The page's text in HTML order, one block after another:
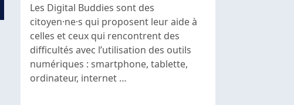
Les Digital Buddies sont des
citoyen·ne·s qui proposent leur aide à
celles et ceux qui rencontrent des
difficultés avec l’utilisation des outils
numériques : smartphone, tablette,
ordinateur, internet …